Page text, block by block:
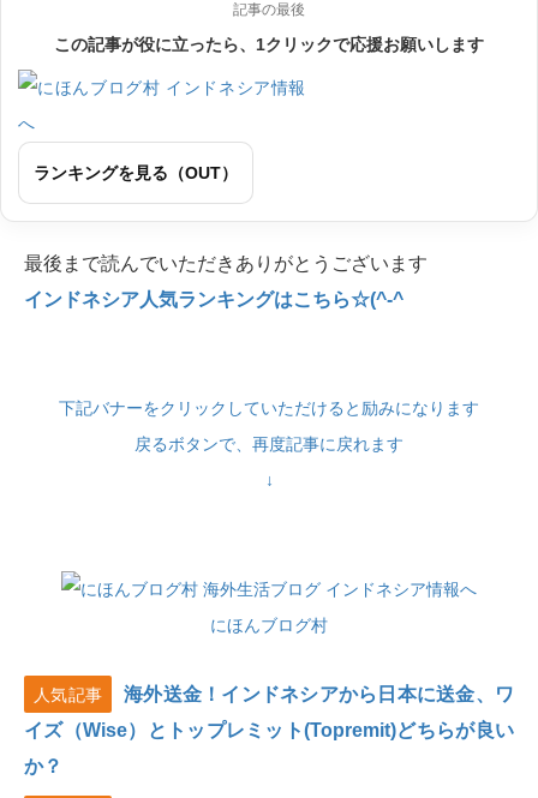
記事の最後
この記事が役に立ったら、1クリックで応援お願いします
ランキングを見る（OUT）
最後まで読んでいただきありがとうございます
インドネシア人気ランキングはこちら☆(^-^
下記バナーをクリックしていただけると励みになります
戻るボタンで、再度記事に戻れます
↓
にほんブログ村
人気記事
海外送金！インドネシアから日本に送金、ワ
イズ（Wise）とトップレミット(Topremit)どちらが良い
か？